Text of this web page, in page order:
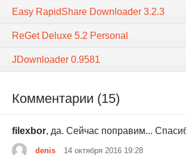
Easy RapidShare Downloader 3.2.3
ReGet Deluxe 5.2 Personal
JDownloader 0.9581
Комментарии (15)
filexbor, да. Сейчас поправим...
denis 14 октября 2016 19:28